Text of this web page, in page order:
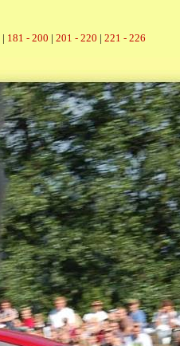
| 181 - 200 | 201 - 220 | 221 - 226